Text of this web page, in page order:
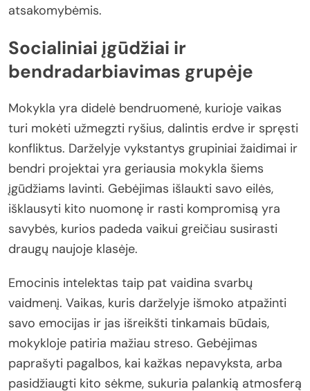
atsakomybėmis.
Socialiniai įgūdžiai ir
bendradarbiavimas grupėje
Mokykla yra didelė bendruomenė, kurioje vaikas
turi mokėti užmegzti ryšius, dalintis erdve ir spręsti
konfliktus. Darželyje vykstantys grupiniai žaidimai ir
bendri projektai yra geriausia mokykla šiems
įgūdžiams lavinti. Gebėjimas išlaukti savo eilės,
išklausyti kito nuomonę ir rasti kompromisą yra
savybės, kurios padeda vaikui greičiau susirasti
draugų naujoje klasėje.
Emocinis intelektas taip pat vaidina svarbų
vaidmenį. Vaikas, kuris darželyje išmoko atpažinti
savo emocijas ir jas išreikšti tinkamais būdais,
mokykloje patiria mažiau streso. Gebėjimas
paprašyti pagalbos, kai kažkas nepavyksta, arba
pasidžiaugti kito sėkme, sukuria palankią atmosferą